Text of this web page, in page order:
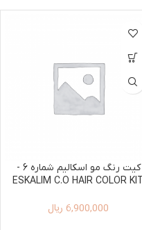
کیت رنگ مو اسکالیم شماره 6 -
ESKALIM C.O HAIR COLOR KIT
6,900,000 ریال